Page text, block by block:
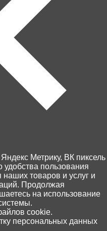
и области
или при
отличным другом
для маленьких
в дорогу или на
и наполнитель из
приятной на ощупь, а
взгляд вызывают
Пусть этот маленький
Избранное Поиск
Метрику, ВК пиксель
удобства пользования
товаров и услуг и
Продолжая
на использование
cookie.
персональных данных